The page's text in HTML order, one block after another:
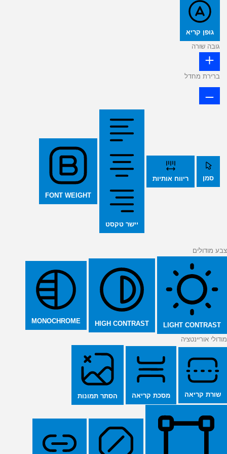
גופן קריא
גובה שורה
ברירת מחדל
סמן ריווח אותיות
יישר טקסט
FONT WEIGHT
צבע מודולים
LIGHT CONTRAST
HIGH CONTRAST
MONOCHROME
מודולי אוריינטציה
שורת קריאה מסכת קריאה הסתר תמונות